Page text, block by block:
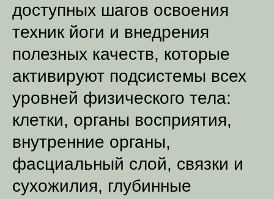
доступных шагов освоения
техник йоги и внедрения
полезных качеств, которые
активируют подсистемы всех
уровней физического тела:
клетки, органы восприятия,
внутренние органы,
фасциальный слой, связки и
сухожилия, глубинные